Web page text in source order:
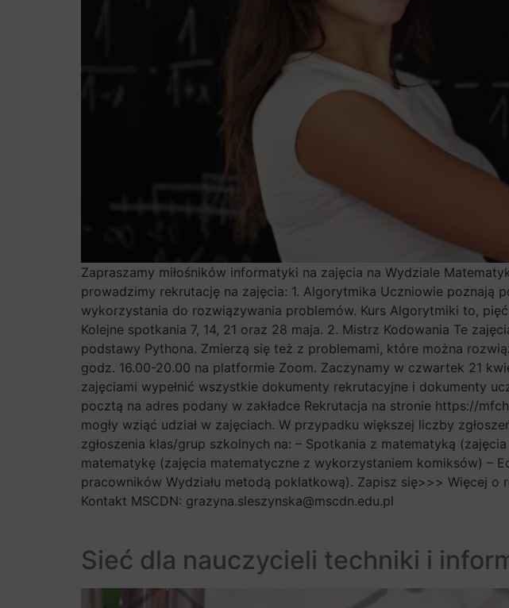
Zapraszamy miłośników informatyki na zajęcia na Wydziale
prowadzimy rekrutację na zajęcia: 1. Algorytmika Uczniowie
wykorzystania do rozwiązywania problemów. Kurs Algorytmiki to,
Kolejne spotkania 7, 14, 21 oraz 28 maja. 2. Mistrz Kodowania Te
podstawy Pythona. Zmierzą się też z problemami, które można
godz. 16.00-20.00 na platformie Zoom. Zaczynamy w czwartek 21
zajęciami wypełnić wszystkie dokumenty rekrutacyjne i dokumenty
pocztą na adres podany w zakładce Rekrutacja na stronie https://
mogły wziąć udział w zajęciach. W przypadku większej liczby
zgłoszenia klas/grup szkolnych na: – Spotkania z matematyką
matematykę (zajęcia matematyczne z wykorzystaniem komiksów) –
pracowników Wydziału metodą poklatkową). Zapisz się>>> Więcej
Kontakt MSCDN: grazyna.sleszynska@mscdn.edu.pl
Sieć dla nauczycieli techniki i